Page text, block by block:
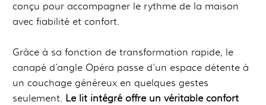
conçu pour accompagner le rythme de la maison
avec fiabilité et confort.
Grâce à sa fonction de transformation rapide, le
canapé d’angle Opéra passe d’un espace détente à
un couchage généreux en quelques gestes
seulement. Le lit intégré offre un véritable confort